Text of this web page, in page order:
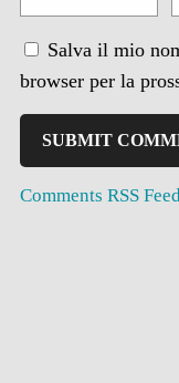
Salva il mio
browser per la
Comments RSS